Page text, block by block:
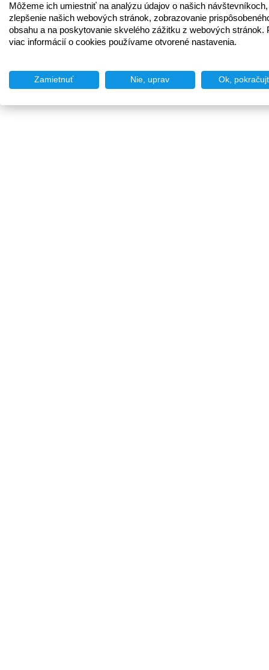
Môžeme ich umiestniť na analýzu údajov o našich
zlepšenie našich webových stránok, zobrazovanie
obsahu a na poskytovanie skvelého zážitku z webových stránok.
viac informácií o cookies používame otvorené nastavenia.
Zamietnuť Nie, uprav Ok,